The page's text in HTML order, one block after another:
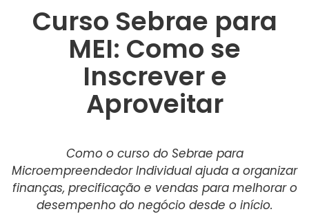
Curso Sebrae para
MEI: Como se
Inscrever e
Aproveitar
Como o curso do Sebrae para
Microempreendedor Individual ajuda a organizar
finanças, precificação e vendas para melhorar o
desempenho do negócio desde o início.